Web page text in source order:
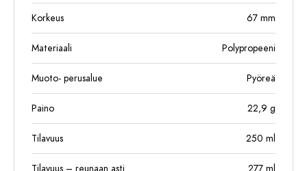
Korkeus 67 mm
Materiaali Polypropeeni
Muoto- perusalue Pyöreä
Paino 22,9 g
Tilavuus 250 ml
Tilavuus – reunaan asti 277 ml